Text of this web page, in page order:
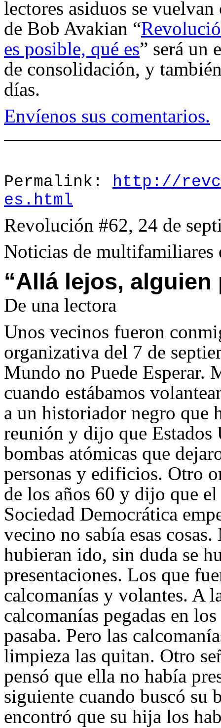
lectores asiduos se
de Bob Avakian “
es posible, qué es” será un
de consolidación, y
días.
Envíenos sus comentarios.
Permalink: http://
es.html
Revolución #62, 24 de
Noticias de multifamiliares
“Allá lejos,
De una lectora
Unos vecinos fueron
organizativa del 7 de
Mundo no Puede Esperar.
cuando estábamos
a un historiador negro que
reunión y dijo que Estados
bombas atómicas que
personas y edificios. Otro
de los años 60 y dijo que
Sociedad Democrática
vecino no sabía esas
hubieran ido, sin duda se
presentaciones. Los que
calcomanías y volantes. A
calcomanías pegadas en
pasaba. Pero las
limpieza las quitan. Otro
pensó que ella no había
siguiente cuando buscó su
encontró que su hija los